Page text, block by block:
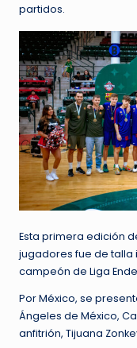
partidos.
Esta primera edición
jugadores fue de talla
campeón de Liga
Por México, se
Ángeles de México,
anfitrión, Tijuana